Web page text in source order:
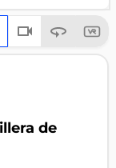
de